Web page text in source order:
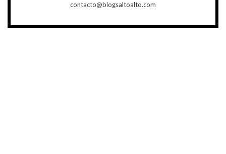
contacto@blogsaltoalto.com